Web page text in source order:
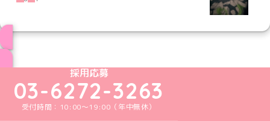
めいどりーみんTikTok公式アカウント
めいどりーみんX公式アカウント
めいどりーみんInstagram公式アカウント
めいどりーみんFacebook公式アカウン
めいどりーみんYouTube公式アカ
採用応募
03-6272-3263
受付時間：10:00～19:00（年中無休）